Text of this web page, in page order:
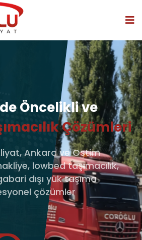
Öncelikli ve
Çözümleri
Ankara ve Ostim
lowbed taşımacılık,
dışı yük taşıma
çözümler